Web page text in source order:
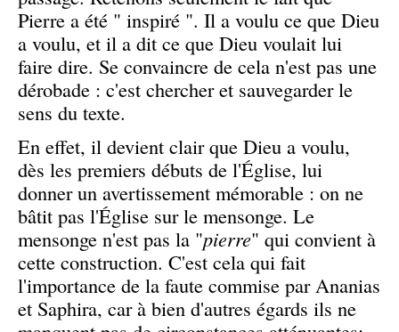
Pierre a été " inspiré ". Il a voulu ce que Dieu
a voulu, et il a dit ce que Dieu voulait lui
faire dire. Se convaincre de cela n'est pas une
dérobade : c'est chercher et sauvegarder le
sens du texte.
En effet, il devient clair que Dieu a voulu,
dès les premiers débuts de l'Église, lui
donner un avertissement mémorable : on ne
bâtit pas l'Église sur le mensonge. Le
mensonge n'est pas la "pierre" qui convient à
cette construction. C'est cela qui fait
l'importance de la faute commise par Ananias
et Saphira, car à bien d'autres égards ils ne